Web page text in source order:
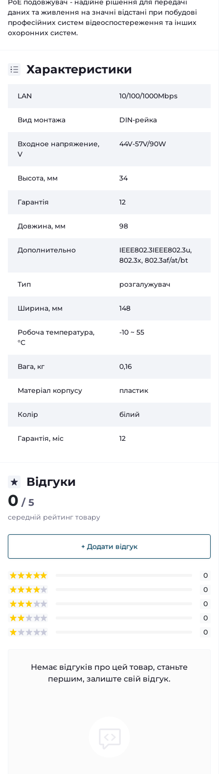
PoE подовжувач - надійне рішення для передачі
даних та живлення на значні відстані при побудові
професійних систем відеоспостереження та інших
охоронних систем.
Характеристики
LAN 10/100/1000Mbps
Вид монтажа DIN-рейка
Входное напряжение,
V
44V-57V/90W
Высота, мм 34
Гарантія 12
Довжина, мм 98
Дополнительно
IEEE802.3IEEE802.3u,
802.3x, 802.3af/at/bt
Тип розгалужувач
Ширина, мм 148
Робоча температура,
°C
-10 ~ 55
Вага, кг 0,16
Матеріал корпусу пластик
Колір білий
Гарантія, міс 12
Відгуки
0 / 5
середній рейтинг товару
+ Додати відгук
0
0
0
0
0
Немає відгуків про цей товар, станьте
першим, залиште свій відгук.